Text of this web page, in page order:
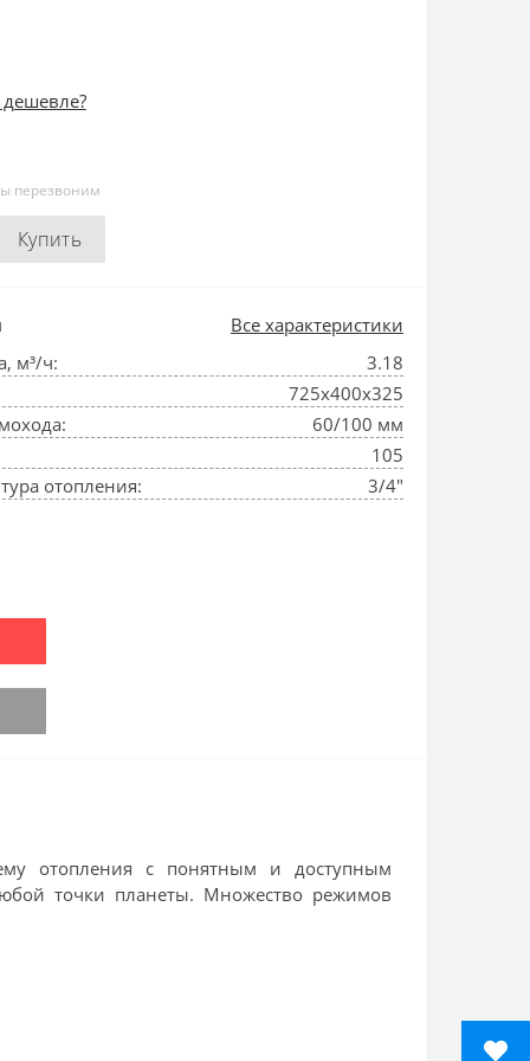
перезвоним
Купить
Все характеристики
м³/ч:
3.18
725x400x325
60/100 мм
105
отопления:
3/4"
отопления с понятным и доступным
точки планеты. Множество режимов